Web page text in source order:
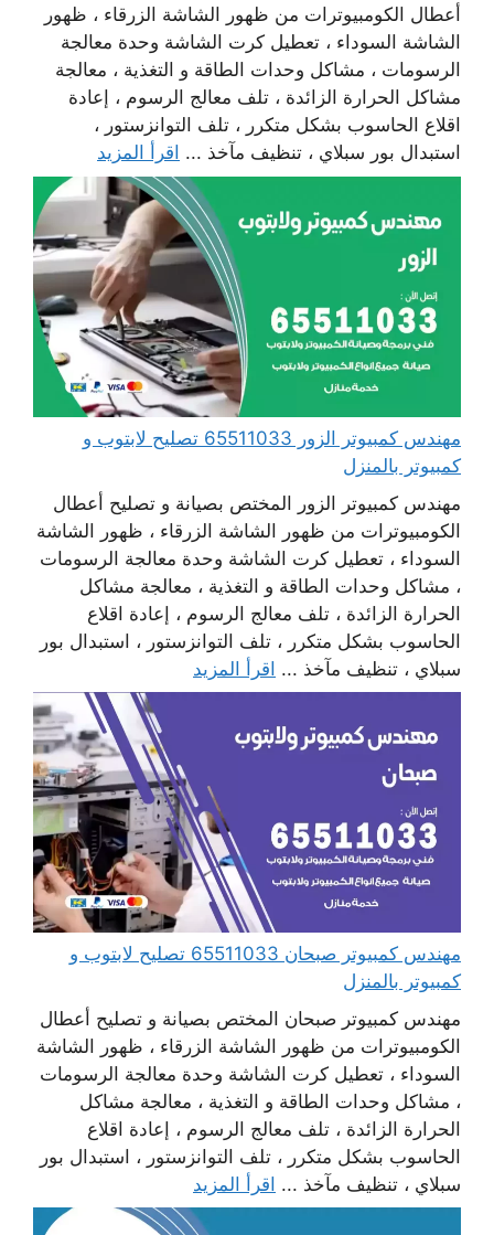
أعطال الكومبيوترات من ظهور الشاشة الزرقاء ، ظهور
الشاشة السوداء ، تعطيل كرت الشاشة وحدة معالجة
الرسومات ، مشاكل وحدات الطاقة و التغذية ، معالجة
مشاكل الحرارة الزائدة ، تلف معالج الرسوم ، إعادة
اقلاع الحاسوب بشكل متكرر ، تلف التوانزستور ،
استبدال بور سبلاي ، تنظيف مآخذ ... اقرأ المزيد
مهندس كمبيوتر الزور 65511033 تصليح لابتوب و
كمبيوتر بالمنزل
مهندس كمبيوتر الزور المختص بصيانة و تصليح أعطال
الكومبيوترات من ظهور الشاشة الزرقاء ، ظهور الشاشة
السوداء ، تعطيل كرت الشاشة وحدة معالجة الرسومات
، مشاكل وحدات الطاقة و التغذية ، معالجة مشاكل
الحرارة الزائدة ، تلف معالج الرسوم ، إعادة اقلاع
الحاسوب بشكل متكرر ، تلف التوانزستور ، استبدال بور
سبلاي ، تنظيف مآخذ ... اقرأ المزيد
مهندس كمبيوتر صبحان 65511033 تصليح لابتوب و
كمبيوتر بالمنزل
مهندس كمبيوتر صبحان المختص بصيانة و تصليح أعطال
الكومبيوترات من ظهور الشاشة الزرقاء ، ظهور الشاشة
السوداء ، تعطيل كرت الشاشة وحدة معالجة الرسومات
، مشاكل وحدات الطاقة و التغذية ، معالجة مشاكل
الحرارة الزائدة ، تلف معالج الرسوم ، إعادة اقلاع
الحاسوب بشكل متكرر ، تلف التوانزستور ، استبدال بور
سبلاي ، تنظيف مآخذ ... اقرأ المزيد